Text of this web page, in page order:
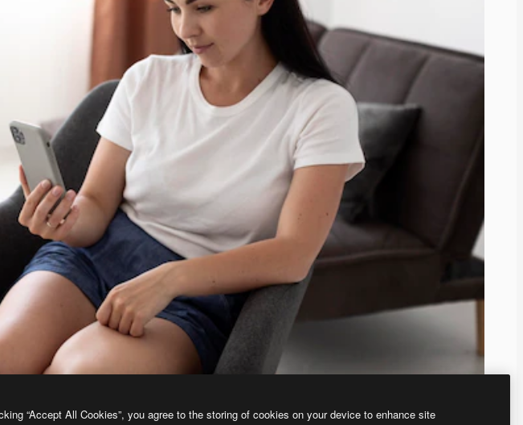
“Accept All Cookies”, you agree to the storing of cookies on your device to enhance site